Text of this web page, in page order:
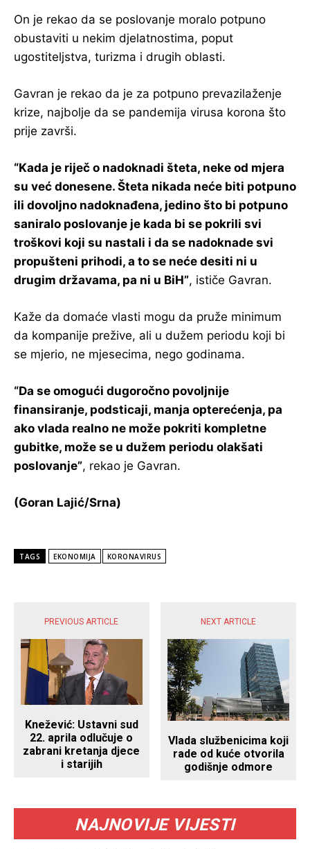
On je rekao da se poslovanje moralo potpuno
obustaviti u nekim djelatnostima, poput
ugostiteljstva, turizma i drugih oblasti.
Gavran je rekao da je za potpuno prevazilaženje
krize, najbolje da se pandemija virusa korona što
prije završi.
“Kada je riječ o nadoknadi šteta, neke od mjera
su već donesene. Šteta nikada neće biti potpuno
ili dovoljno nadoknađena, jedino što bi potpuno
saniralo poslovanje je kada bi se pokrili svi
troškovi koji su nastali i da se nadoknade svi
propušteni prihodi, a to se neće desiti ni u
drugim državama, pa ni u BiH”, ističe Gavran.
Kaže da domaće vlasti mogu da pruže minimum
da kompanije prežive, ali u dužem periodu koji bi
se mjerio, ne mjesecima, nego godinama.
“Da se omogući dugoročno povoljnije
finansiranje, podsticaji, manja opterećenja, pa
ako vlada realno ne može pokriti kompletne
gubitke, može se u dužem periodu olakšati
poslovanje”, rekao je Gavran.
(Goran Lajić/Srna)
TAGS EKONOMIJA KORONAVIRUS
PREVIOUS ARTICLE
Knežević: Ustavni sud
22. aprila odlučuje o
zabrani kretanja djece
i starijih
NEXT ARTICLE
Vlada službenicima koji
rade od kuće otvorila
godišnje odmore
NAJNOVIJE VIJESTI